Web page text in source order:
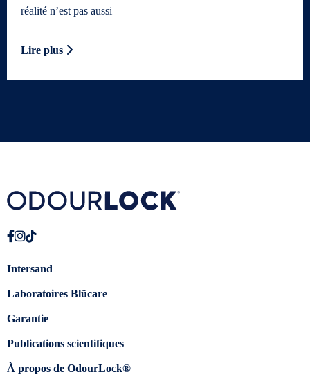
réalité n’est pas aussi
Lire plus
Intersand
Laboratoires Blücare
Garantie
Publications scientifiques
À propos de OdourLock®